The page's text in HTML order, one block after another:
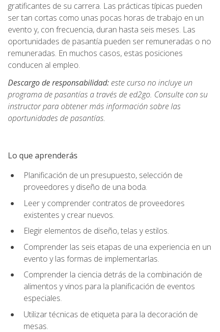
gratificantes de su carrera. Las prácticas típicas pueden
ser tan cortas como unas pocas horas de trabajo en un
evento y, con frecuencia, duran hasta seis meses. Las
oportunidades de pasantía pueden ser remuneradas o no
remuneradas. En muchos casos, estas posiciones
conducen al empleo.
Descargo de responsabilidad: este curso no incluye un
programa de pasantías a través de ed2go. Consulte con su
instructor para obtener más información sobre las
oportunidades de pasantías.
Lo que aprenderás
Planificación de un presupuesto, selección de
proveedores y diseño de una boda.
Leer y comprender contratos de proveedores
existentes y crear nuevos.
Elegir elementos de diseño, telas y estilos.
Comprender las seis etapas de una experiencia en un
evento y las formas de implementarlas.
Comprender la ciencia detrás de la combinación de
alimentos y vinos para la planificación de eventos
especiales.
Utilizar técnicas de etiqueta para la decoración de
mesas.